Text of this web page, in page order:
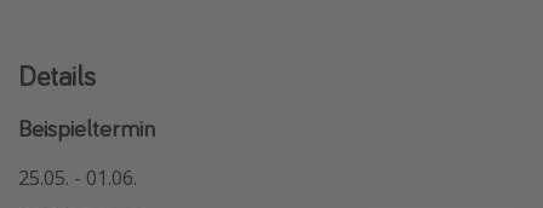
Details
Beispieltermin
25.05. - 01.06.